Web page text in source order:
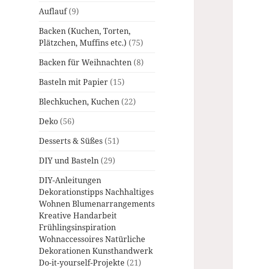
Auflauf(9)
Backen (Kuchen, Torten,
Plätzchen, Muffins etc.) (75)
Backen für Weihnachten (8)
Basteln mit Papier (15)
Blechkuchen, Kuchen (22)
Deko (56)
Desserts & Süßes (51)
DIY und Basteln (29)
DIY-Anleitungen
Dekorationstipps Nachhaltiges
Wohnen Blumenarrangements
Kreative Handarbeit
Frühlingsinspiration
Wohnaccessoires Natürliche
Dekorationen Kunsthandwerk
Do-it-yourself-Projekte (21)